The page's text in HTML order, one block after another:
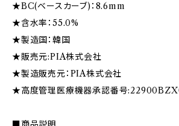
★BC(ベースカーブ)：8.6mm
★含水率：55.0%
★製造国：韓国
★販売元:PIA株式会社
★製造販売元：PIA株式会社
★高度管理医療機器承認番号